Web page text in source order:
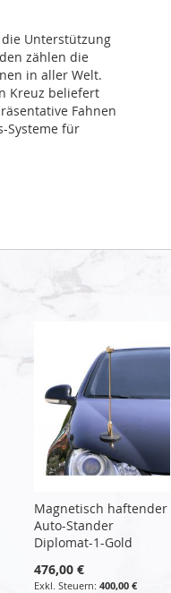
Unterstützung
zählen die
in aller Welt.
Kreuz beliefert
Fahnen
Systeme für
Magnetisch haftender
Auto-Stander
Diplomat-1-Gold
476,00 €
400,00 €